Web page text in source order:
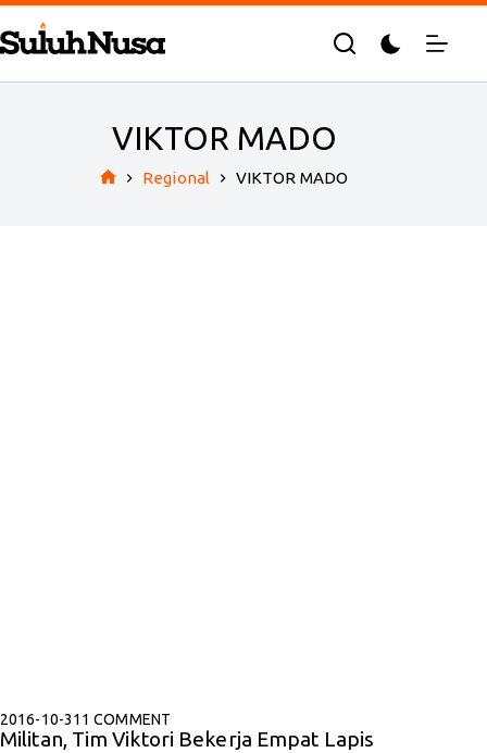
Skip
to
content
VIKTOR MADO
Regional VIKTOR MADO
2016-10-311 COMMENT
Militan, Tim Viktori Bekerja Empat Lapis